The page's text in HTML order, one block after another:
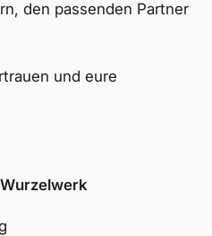
den passenden Partner
und eure